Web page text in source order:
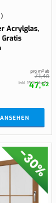
Acrylglas,
71,40
pro m² ab
47,52
Inkl. 19 % MwSt.